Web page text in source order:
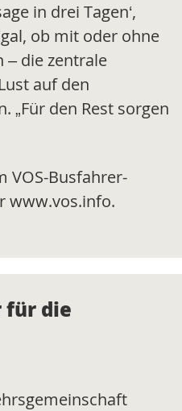
in drei Tagen‘,
ob mit oder ohne
– die zentrale
auf den
„Für den Rest sorgen
VOS-Busfahrer-
www.vos.info.
für die